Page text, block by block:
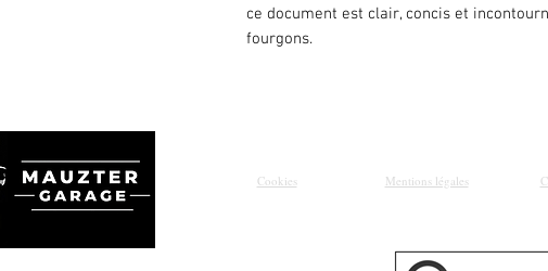
ce document est clair, concis et
fourgons.
Cookies Mentions légales